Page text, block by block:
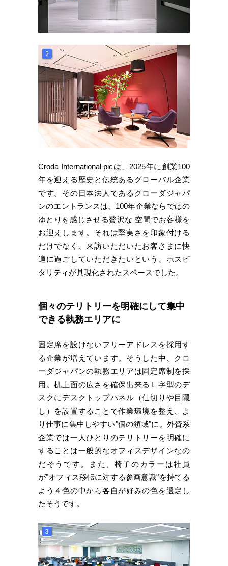
Croda International picは、2025年に創業100
年を迎える歴史と伝統あるグローバル企業
です。その日本法人であるクローダジャパ
ンのエントランスは、100年企業ならではの
ゆとりを感じさせる贅沢な 空間でお客様を
お迎えします。それは堅実さを印象付ける
だけでなく、来訪いただいたお客さまに快
適に過ごしていただきたいという、ホスピ
タリティが具現化されたスペースでした。
個々のテリトリーを明確にして集中
できる執務エリアに
固定席を設けないフリーアドレスを採用す
る企業が増えています。そうした中、クロ
ーダジャパンの執務エリアは固定席制を採
用。机上面の広さを確保出来るＬ字型のデ
スクにデスクトップパネル（仕切りや目隠
し）を設置することで作業環境を整え、よ
り仕事に集中しやすい"個の領域"に。外資系
企業では一人ひとりのテリトリーを明確に
することは一般的なオフィスデザインなの
だそうです。また、椅子のカラーは社員
が"オフィス移転に対する参画意識"を持てる
よう４色の中から各自が好みの色を選定し
たそうです。